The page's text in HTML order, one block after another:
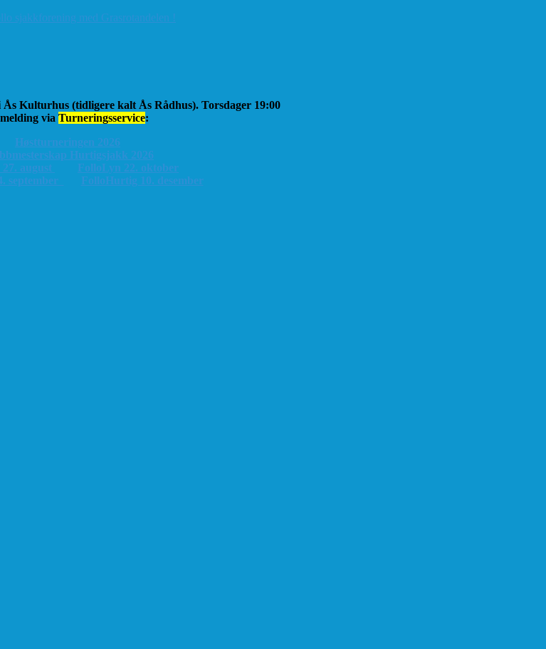
Ås Kulturhus (tidligere kalt Ås Rådhus). Torsdager 19:00
via Turneringsservice:
Høstturneringen 2026
Hurtigsjakk 2026
august
FolloLyn 22. oktober
september
FolloHurtig 10. desember